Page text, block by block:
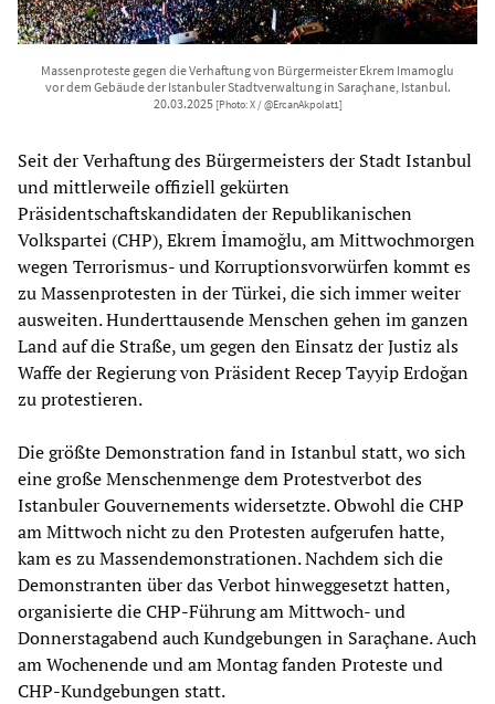
Massenproteste gegen die Verhaftung von Bürgermeister Ekrem Imamoglu
vor dem Gebäude der Istanbuler Stadtverwaltung in Saraçhane, Istanbul.
20.03.2025 [Photo: X / @ErcanAkpolat1]
Seit der Verhaftung des Bürgermeisters der Stadt Istanbul
und mittlerweile offiziell gekürten
Präsidentschaftskandidaten der Republikanischen
Volkspartei (CHP), Ekrem İmamoğlu, am Mittwochmorgen
wegen Terrorismus- und Korruptionsvorwürfen kommt es
zu Massenprotesten in der Türkei, die sich immer weiter
ausweiten. Hunderttausende Menschen gehen im ganzen
Land auf die Straße, um gegen den Einsatz der Justiz als
Waffe der Regierung von Präsident Recep Tayyip Erdoğan
zu protestieren.
Die größte Demonstration fand in Istanbul statt, wo sich
eine große Menschenmenge dem Protestverbot des
Istanbuler Gouvernements widersetzte. Obwohl die CHP
am Mittwoch nicht zu den Protesten aufgerufen hatte,
kam es zu Massendemonstrationen. Nachdem sich die
Demonstranten über das Verbot hinweggesetzt hatten,
organisierte die CHP-Führung am Mittwoch- und
Donnerstagabend auch Kundgebungen in Saraçhane. Auch
am Wochenende und am Montag fanden Proteste und
CHP-Kundgebungen statt.